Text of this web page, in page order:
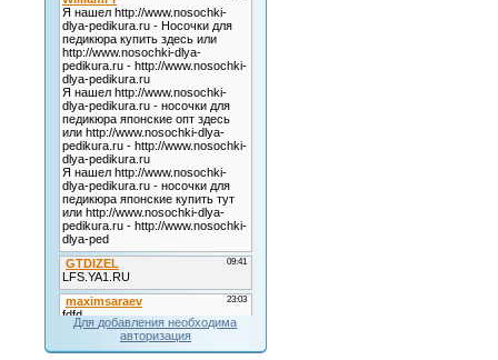
Для добавления необходима
авторизация